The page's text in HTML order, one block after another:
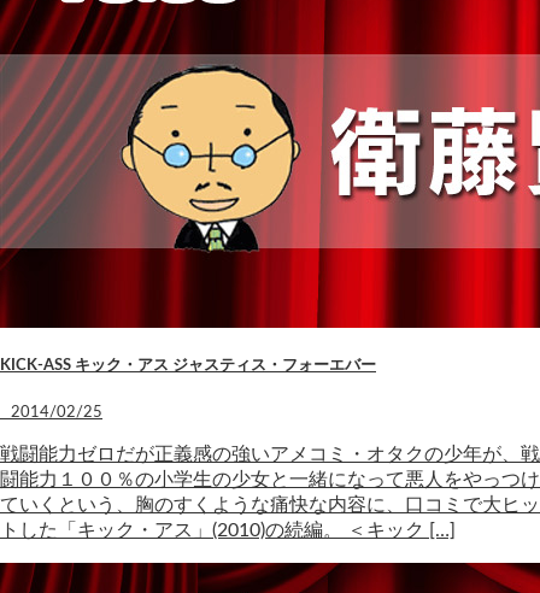
KICK-ASS キック・アス ジャスティス・フォーエバー
2014/02/25
戦闘能力ゼロだが正義感の強いアメコミ・オタクの少年が、戦
闘能力１００％の小学生の少女と一緒になって悪人をやっつけ
ていくという、胸のすくような痛快な内容に、口コミで大ヒッ
トした「キック・アス」(2010)の続編。 ＜キック […]